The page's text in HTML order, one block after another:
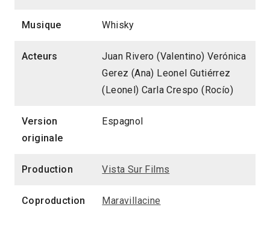
Musique Whisky
Acteurs
Juan Rivero (Valentino) Verónica
Gerez (Ana) Leonel Gutiérrez
(Leonel) Carla Crespo (Rocío)
Version
originale
Espagnol
Production Vista Sur Films
Coproduction Maravillacine